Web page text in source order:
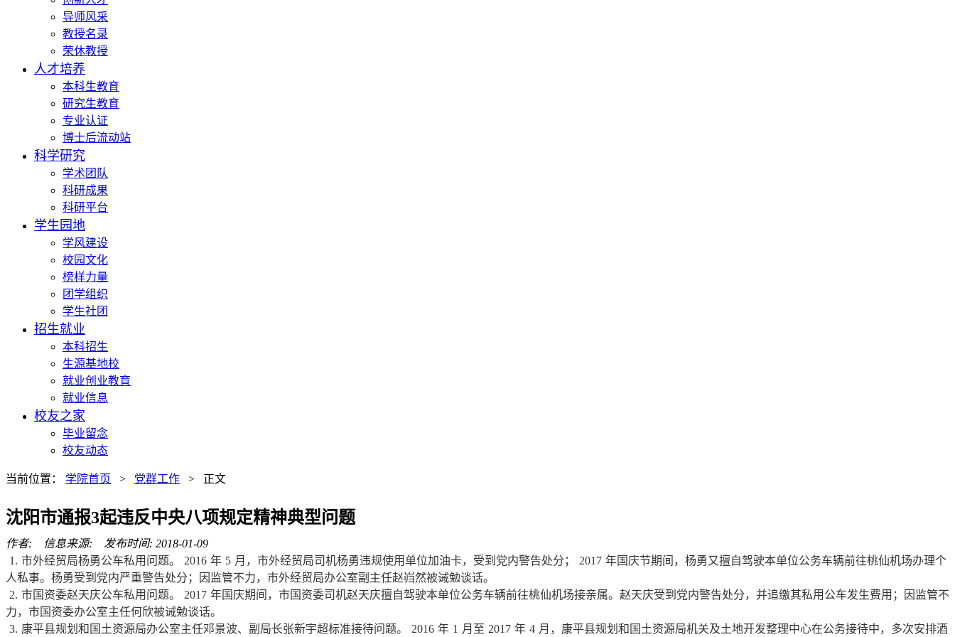
导师风采
教授名录
荣休教授
人才培养
本科生教育
研究生教育
专业认证
博士后流动站
科学研究
学术团队
科研成果
科研平台
学生园地
学风建设
校园文化
榜样力量
团学组织
学生社团
招生就业
本科招生
生源基地校
就业创业教育
就业信息
校友之家
毕业留念
校友动态
当前位置： 学院首页 > 党群工作 > 正文
沈阳市通报3起违反中央八项规定精神典型问题
作者: 信息来源: 发布时间: 2018-01-09
1. 市外经贸局杨勇公车私用问题。 2016 年 5 月，市外经贸局司机杨勇违规使用单位加油卡，受到党内警告处分； 2017 年国庆节期间，杨勇又擅自驾驶本单位公务车辆前往桃仙机场办理个
人私事。杨勇受到党内严重警告处分；因监管不力，市外经贸局办公室副主任赵岿然被诫勉谈话。
2. 市国资委赵天庆公车私用问题。 2017 年国庆期间，市国资委司机赵天庆擅自驾驶本单位公务车辆前往桃仙机场接亲属。赵天庆受到党内警告处分，并追缴其私用公车发生费用；因监管不
力，市国资委办公室主任何欣被诫勉谈话。
3. 康平县规划和国土资源局办公室主任邓景波、副局长张新宇超标准接待问题。 2016 年 1 月至 2017 年 4 月，康平县规划和国土资源局机关及土地开发整理中心在公务接待中，多次安排酒